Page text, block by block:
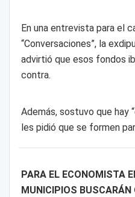
En una entrevista para el
“Conversaciones”, la
advirtió que esos fondos
contra.
Además, sostuvo que hay
les pidió que se formen
PARA EL ECONOMISTA
MUNICIPIOS